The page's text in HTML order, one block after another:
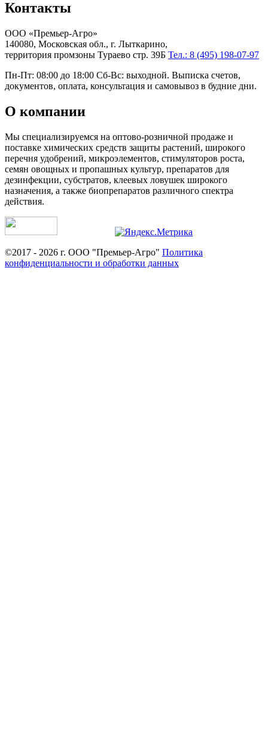
Контакты
ООО «Премьер-Агро»
140080, Московская обл., г. Лыткарино,
территория промзоны Тураево стр. 39Б Тел.: 8 (495) 198-07-97
Пн-Пт: 08:00 до 18:00 Сб-Вс: выходной. Выписка счетов,
документов, оплата, консультация и самовывоз в будние дни.
О компании
Мы специализируемся на оптово-розничной продаже и
поставке химических средств защиты растений, широкого
перечня удобрений, микроэлементов, стимуляторов роста,
семян овощных и пропашных культур, препаратов для
дезинфекции, субстратов, клеевых ловушек широкого
назначения, а также биопрепаратов различного спектра
действия.
©2017 - 2026 г. ООО "Премьер-Агро" Политика
конфиденциальности и обработки данных